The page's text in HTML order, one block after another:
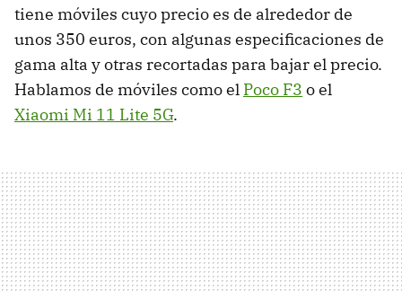
tiene móviles cuyo precio es de alrededor de
unos 350 euros, con algunas especificaciones de
gama alta y otras recortadas para bajar el precio.
Hablamos de móviles como el Poco F3 o el
Xiaomi Mi 11 Lite 5G.